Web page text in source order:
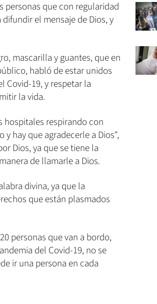
personas que con regularidad
el mensaje de Dios, y
mascarilla y guantes, que en
habló de estar unidos
Covid-19, y respetar la
la vida.
hospitales respirando con
hay que agradecerle a Dios",
Dios, ya que se tiene la
de llamarle a Dios.
divina, ya que la
que están plasmados
personas que van a bordo,
del Covid-19, no se
ir una persona en cada